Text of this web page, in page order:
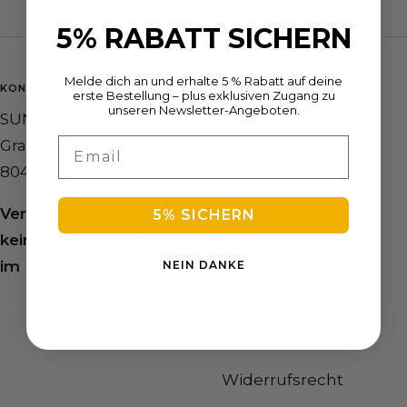
KONTAKT
SUNBOOSTER GmbH
Grazer Strasse 27
8045 Graz
Verkauf nur online,
kein direkter Verkauf
im Büro.
LINKS
Suchen
AGB
Gewährleistung
Kontakt
Widerrufsrecht
5% RABATT SICHERN
Melde dich an und erhalte 5 % Rabatt auf deine
erste Bestellung – plus exklusiven Zugang zu
unseren Newsletter-Angeboten.
5% SICHERN
NEIN DANKE